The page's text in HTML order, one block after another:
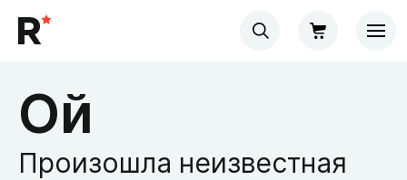
Ой
Произошла неизвестная